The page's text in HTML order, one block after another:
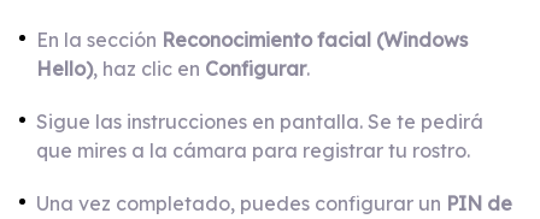
En la sección Reconocimiento facial (Windows
Hello), haz clic en Configurar.
Sigue las instrucciones en pantalla. Se te pedirá
que mires a la cámara para registrar tu rostro.
Una vez completado, puedes configurar un PIN de